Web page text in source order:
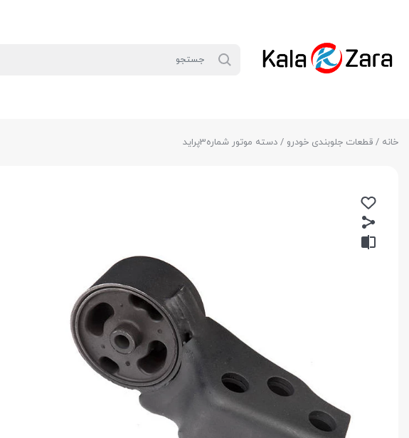
خانه / قطعات جلوبندی خودرو / دسته موتور شماره3پرايد